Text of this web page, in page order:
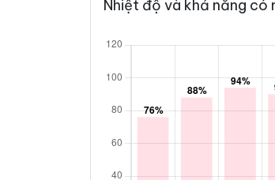
Nhiệt độ và khả năng có